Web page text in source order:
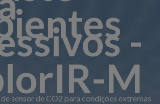
-
M
sensor de CO2 para condições extremas